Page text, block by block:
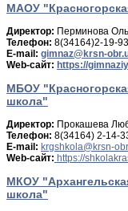
МАОУ
Директор: Перминова
Телефон: 8(34164)2-19-93
E-mail:
Web-сайт: https://
МБОУ
школа"
Директор: Прокашева
Телефон: 8(34164) 2-14-
E-mail:
Web-сайт: https://
МКОУ
школа"